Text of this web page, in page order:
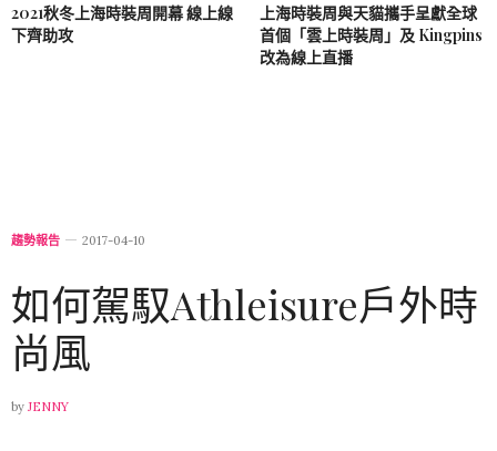
2021秋冬上海時裝周開幕 線上線
下齊助攻
上海時裝周與天貓攜手呈獻全球
首個「雲上時裝周」及 Kingpins
改為線上直播
趨勢報告 2017-04-10
如何駕馭Athleisure戶外時
尚風
by JENNY